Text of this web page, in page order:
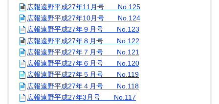
広報遠野平成27年11月号 No.125
広報遠野平成27年10月号 No.124
広報遠野平成27年９月号 No.123
広報遠野平成27年８月号 No.122
広報遠野平成27年７月号 No.121
広報遠野平成27年６月号 No.120
広報遠野平成27年５月号 No.119
広報遠野平成27年４月号 No.118
広報遠野平成27年3月号 No.117